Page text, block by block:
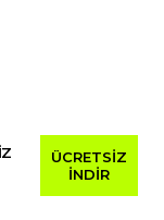
ÜCRETSİZ
İNDİR